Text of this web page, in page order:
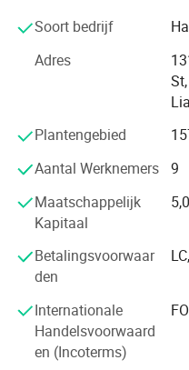
Onze internationale
projectdienst leveren.
voedsel, chemische
Ons doel is u een
naservice te bieden. We
onze producten
België, Canada, Australië,
Lucia, Israël, Maleisië,
Vietnam, Zuid-Korea,
Jordanië, Bangladesh,
Japan, Colombia,
Soort bedrijf
Adres
Plantengebied
Aantal Werknemers 9
Maatschappelijk
Kapitaal
Betalingsvoorwaar
den
Internationale
Handelsvoorwaard
en (Incoterms)